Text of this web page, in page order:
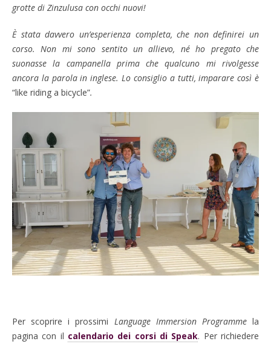
grotte di Zinzulusa con occhi nuovi!
È stata davvero un’esperienza completa, che non definirei un
corso. Non mi sono sentito un allievo, né ho pregato che
suonasse la campanella prima che qualcuno mi rivolgesse
ancora la parola in inglese. Lo consiglio a tutti, imparare così è
“like riding a bicycle”.
Per scoprire iprossimi Language Immersion Programmela
pagina con il calendario dei corsi di Speak. Perrichiedere